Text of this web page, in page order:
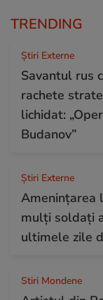
TRENDING
Știri Externe
Savantul rus
rachete
lichidat:
Budanov”
Știri Externe
Amenințarea
mulți soldați
ultimele zile
Stiri Mondene